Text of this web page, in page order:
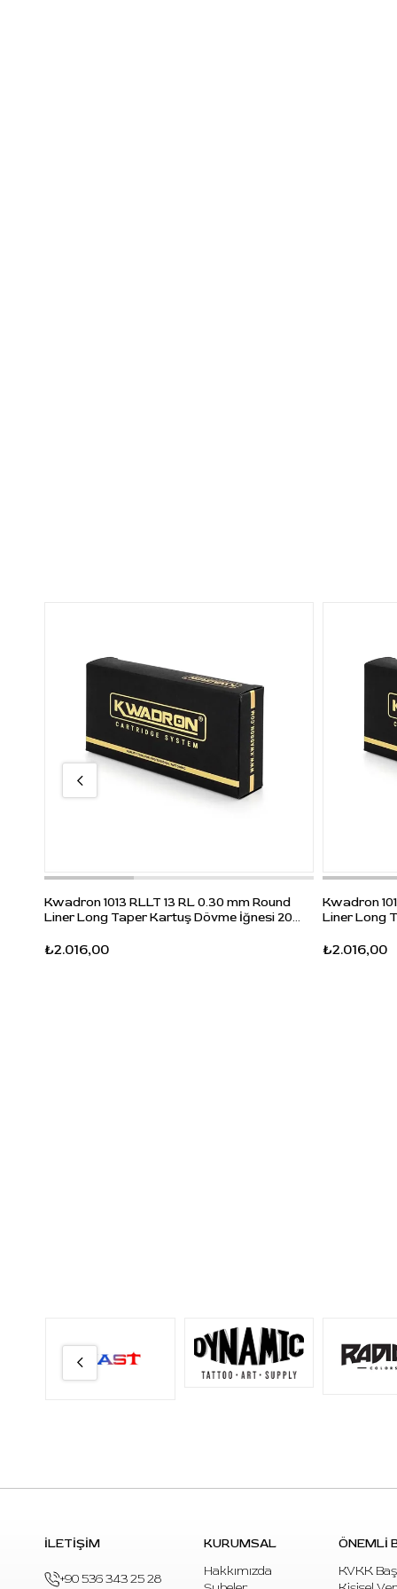
Kwadron 1013 RLLT 13 RL 0.30 mm Round
Liner Long Taper Kartuş Dövme İğnesi 20
₺2.016,00
Kwadron
Liner Long
₺2.016,00
İLETİŞİM
+90 536 343 25 28
KURUMSAL
Hakkımızda
ÖNEMLİ
KVKK